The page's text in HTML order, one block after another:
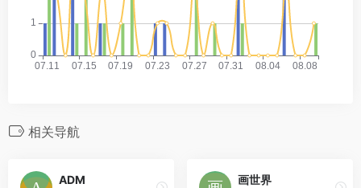
相关导航
ADM 画世界